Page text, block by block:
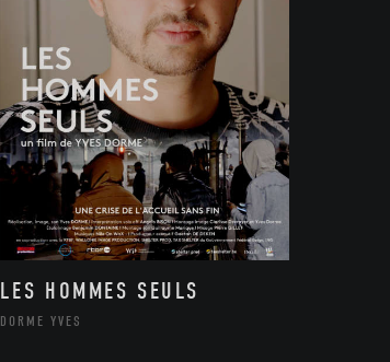
LES HOMMES SEULS
DORME YVES